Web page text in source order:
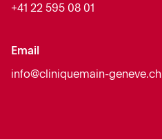
+41 22 595 08 01
Email
info@cliniquemain-geneve.ch